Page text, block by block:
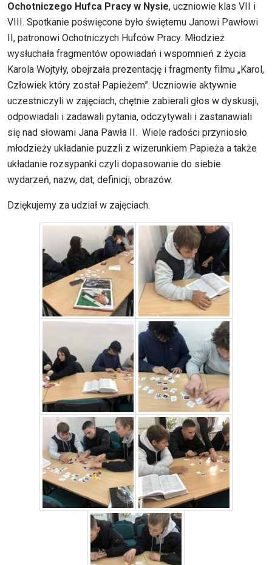
Ochotniczego Hufca Pracy w Nysie, uczniowie klas VII i
VIII. Spotkanie poświęcone było świętemu Janowi Pawłowi
II, patronowi Ochotniczych Hufców Pracy. Młodzież
wysłuchała fragmentów opowiadań i wspomnień z życia
Karola Wojtyły, obejrzała prezentację i fragmenty filmu „Karol,
Człowiek który został Papieżem”. Uczniowie aktywnie
uczestniczyli w zajęciach, chętnie zabierali głos w dyskusji,
odpowiadali i zadawali pytania, odczytywali i zastanawiali
się nad słowami Jana Pawła II. Wiele radości przyniosło
młodzieży układanie puzzli z wizerunkiem Papieża a także
układanie rozsypanki czyli dopasowanie do siebie
wydarzeń, nazw, dat, definicji, obrazów.
Dziękujemy za udział w zajęciach.